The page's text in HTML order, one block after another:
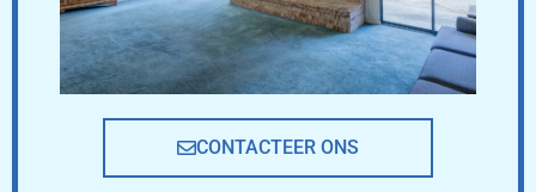
CONTACTEER ONS